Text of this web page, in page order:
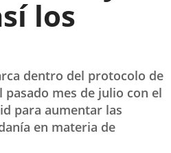
los
dentro del protocolo de
mes de julio con el
para aumentar las
en materia de